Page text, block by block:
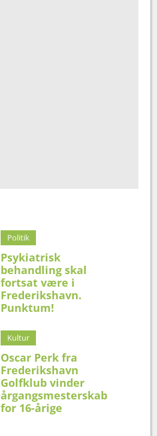
Politik
Psykiatrisk
behandling skal
fortsat være i
Frederikshavn.
Punktum!
Kultur
Oscar Perk fra
Frederikshavn
Golfklub vinder
årgangsmesterskab
for 16-årige